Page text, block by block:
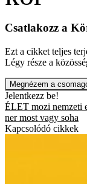
Csatlakozz a
Ezt a cikket teljes
Légy része a
Megnézem a
Jelentkezz be!
ÉLET mozi nemzeti
ner most vagy soha
Kapcsolódó cikkek